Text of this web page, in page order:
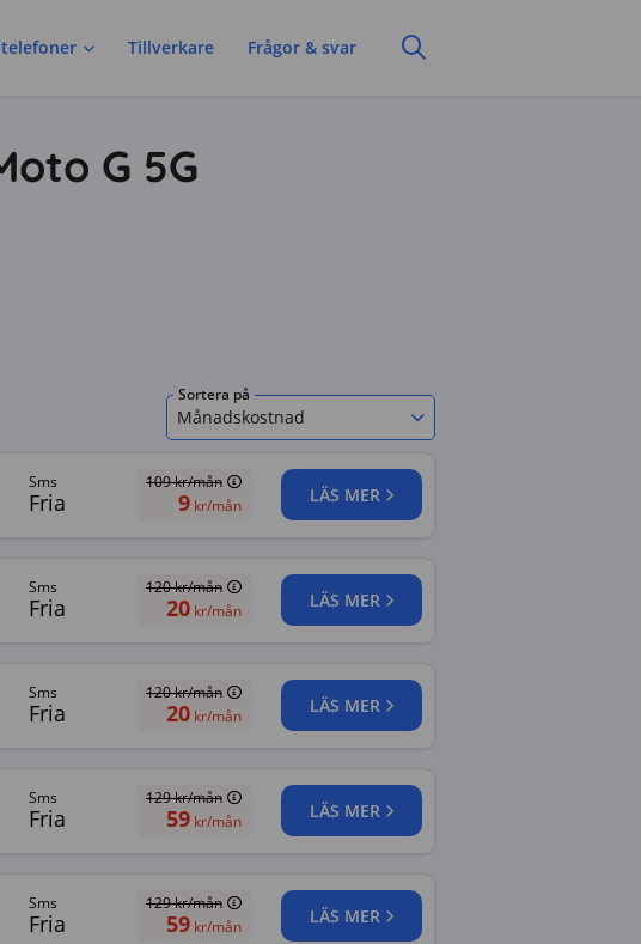
Tillverkare Frågor & svar
G 5G
Sortera på
Månadskostnad
sms
Fria
109kr/mån
9 kr/mån LÄS MER
sms
Fria
120kr/mån
20 kr/mån LÄS MER
sms
Fria
120kr/mån
20 kr/mån LÄS MER
sms
Fria
129kr/mån
59 kr/mån LÄS MER
sms
Fria
129kr/mån
59 kr/mån LÄS MER